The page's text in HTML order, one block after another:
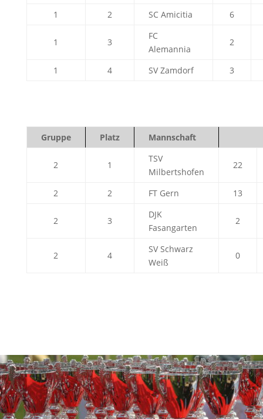
1 2 SC Amicitia 6
1 3
FC
Alemannia
2
1 4 SV Zamdorf 3
Gruppe Platz Mannschaft
2 1
TSV
Milbertshofen
22
2 2 FT Gern 13
2 3
DJK
Fasangarten
2
2 4
SV Schwarz
Weiß
0